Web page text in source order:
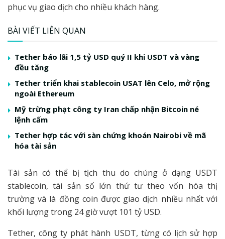
phục vụ giao dịch cho nhiều khách hàng.
BÀI VIẾT LIÊN QUAN
Tether báo lãi 1,5 tỷ USD quý II khi USDT và vàng
đều tăng
Tether triển khai stablecoin USAT lên Celo, mở rộng
ngoài Ethereum
Mỹ trừng phạt công ty Iran chấp nhận Bitcoin né
lệnh cấm
Tether hợp tác với sàn chứng khoán Nairobi về mã
hóa tài sản
Tài sản có thể bị tịch thu do chúng ở dạng USDT
stablecoin, tài sản số lớn thứ tư theo vốn hóa thị
trường và là đồng coin được giao dịch nhiều nhất với
khối lượng trong 24 giờ vượt 101 tỷ USD.
Tether, công ty phát hành USDT, từng có lịch sử hợp